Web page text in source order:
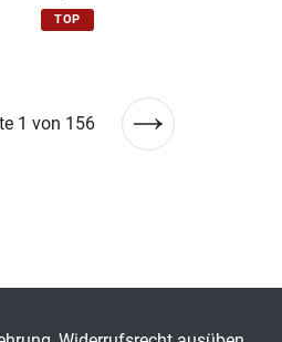
TOP
1 von 156
Nächste